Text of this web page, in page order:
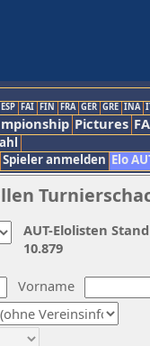
ESP FAI FIN FRA GER GRE INA
Pictures
Spieler anmelden Elo
Vorname
AUT-Elolisten
10.879